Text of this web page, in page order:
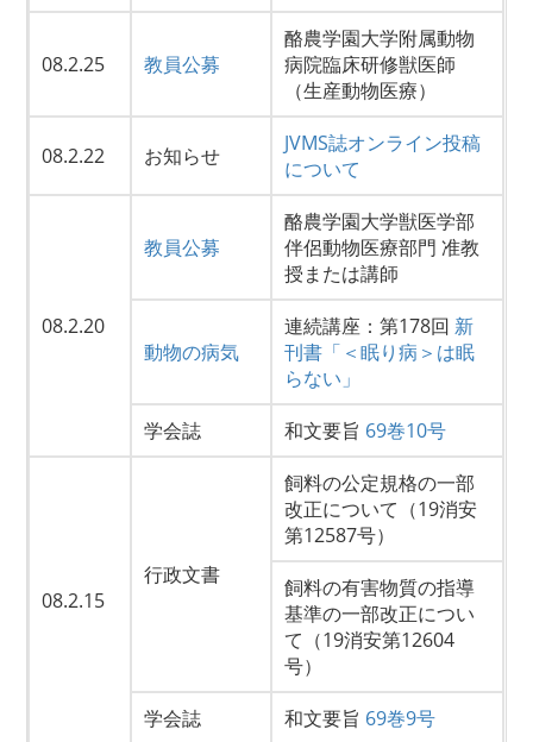
08.2.25 教員公募
酪農学園大学附属動物
病院臨床研修獣医師
（生産動物医療）
08.2.22 お知らせ
JVMS誌オンライン投稿
について
08.2.20
教員公募
酪農学園大学獣医学部
伴侶動物医療部門 准教
授または講師
動物の病気
連続講座：第178回 新
刊書「＜眠り病＞は眠
らない」
学会誌
和文要旨 69巻10号
08.2.15
行政文書
飼料の公定規格の一部
改正について（19消安
第12587号）
飼料の有害物質の指導
基準の一部改正につい
て（19消安第12604
号）
学会誌
和文要旨 69巻9号